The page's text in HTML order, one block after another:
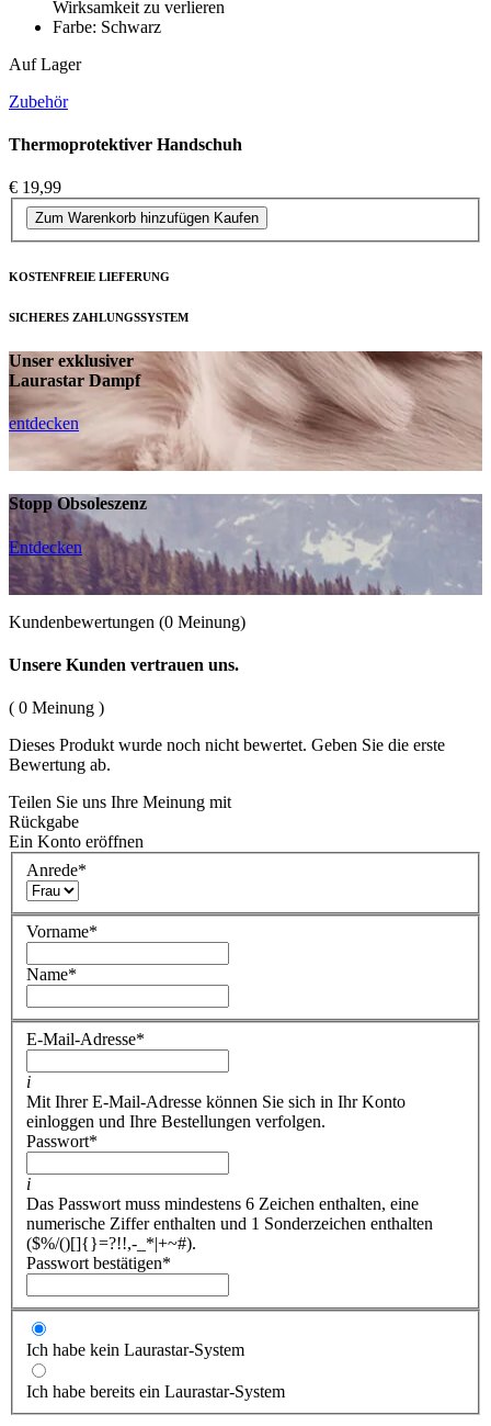
Wirksamkeit zu verlieren
Farbe: Schwarz
Auf Lager
Zubehör
Thermoprotektiver Handschuh
€ 19,99
Zum Warenkorb hinzufügen Kaufen
KOSTENFREIE LIEFERUNG
SICHERES ZAHLUNGSSYSTEM
Unser exklusiver
Laurastar Dampf
entdecken
Stopp Obsoleszenz
Entdecken
Kundenbewertungen (0 Meinung)
Unsere Kunden vertrauen uns.
( 0 Meinung )
Dieses Produkt wurde noch nicht bewertet. Geben Sie die erste
Bewertung ab.
Teilen Sie uns Ihre Meinung mit
Rückgabe
Ein Konto eröffnen
Anrede*
Vorname*
Name*
E-Mail-Adresse*
i
Mit Ihrer E-Mail-Adresse können Sie sich in Ihr Konto
einloggen und Ihre Bestellungen verfolgen.
Passwort*
i
Das Passwort muss mindestens 6 Zeichen enthalten, eine
numerische Ziffer enthalten und 1 Sonderzeichen enthalten
($%/()[]{}=?!!,-_*|+~#).
Passwort bestätigen*
Ich habe kein Laurastar-System
Ich habe bereits ein Laurastar-System